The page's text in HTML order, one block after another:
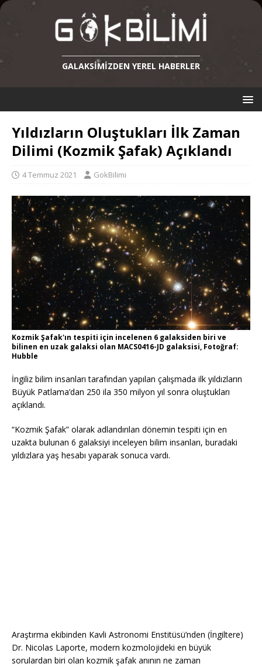
GALAKSIMIZDEN YEREL HABERLER
Yıldızların Oluştukları İlk Zaman
Dilimi (Kozmik Şafak) Açıklandı
4 Temmuz 2021 GokBilimi
Kozmik Şafak'ın tespiti için incelenen 6 galaksiden biri ve
bilinen en uzak galaksi olan MACS0416-JD galaksisi, Fotoğraf:
Hubble
İngiliz bilim insanları tarafından yapılan çalışmada ilk yıldızların
Büyük Patlama’dan 250 ila 350 milyon yıl sonra oluştukları
açıklandı.
“Kozmik Şafak” olarak adlandırılan dönemin tespiti için en
uzakta bulunan 6 galaksiyi inceleyen bilim insanları, buradaki
yıldızlara yaş hesabı yaparak sonuca vardı.
Araştırma ekibinden Kavli Astronomi Enstitüsü’nden (İngiltere)
Dr. Nicolas Laporte, modern kozmolojideki en büyük
sorulardan biri olan kozmik şafak anının ne zaman